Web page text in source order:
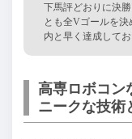
下馬評どおりに決
とも全Vゴールを
内と早く達成して
高専ロボコ
ニークな技術